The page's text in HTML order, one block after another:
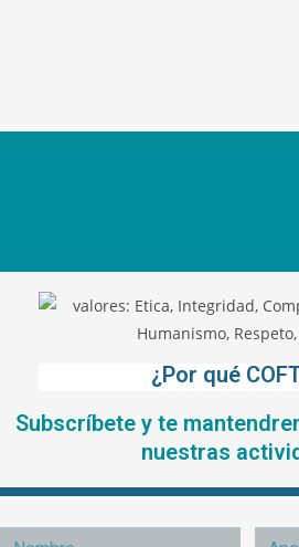
¿Por qué
Subscríbete y te
nuestras